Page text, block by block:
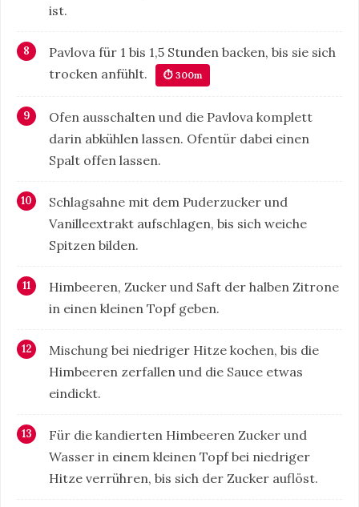
ist.
Pavlova für 1 bis 1,5 Stunden backen, bis sie sich
trocken anfühlt.
⏱ 300m
Ofen ausschalten und die Pavlova komplett
darin abkühlen lassen. Ofentür dabei einen
Spalt offen lassen.
Schlagsahne mit dem Puderzucker und
Vanilleextrakt aufschlagen, bis sich weiche
Spitzen bilden.
Himbeeren, Zucker und Saft der halben Zitrone
in einen kleinen Topf geben.
Mischung bei niedriger Hitze kochen, bis die
Himbeeren zerfallen und die Sauce etwas
eindickt.
Für die kandierten Himbeeren Zucker und
Wasser in einem kleinen Topf bei niedriger
Hitze verrühren, bis sich der Zucker auflöst.